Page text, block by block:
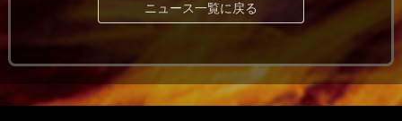
ニュース一覧に戻る